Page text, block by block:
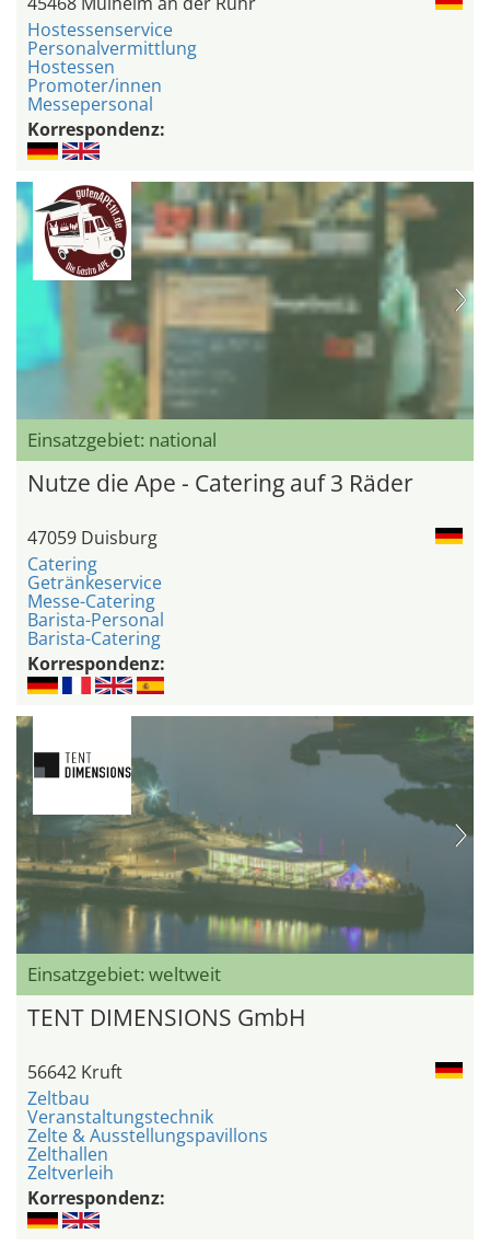
Hostessenservice
Personalvermittlung
Hostessen
Promoter/innen
Messepersonal
Korrespondenz:
Einsatzgebiet: national
Nutze die Ape - Catering auf 3 Räder
47059 Duisburg
Catering
Getränkeservice
Messe-Catering
Barista-Personal
Barista-Catering
Korrespondenz:
Einsatzgebiet: weltweit
TENT DIMENSIONS GmbH
56642 Kruft
Zeltbau
Veranstaltungstechnik
Zelte & Ausstellungspavillons
Zelthallen
Zeltverleih
Korrespondenz: